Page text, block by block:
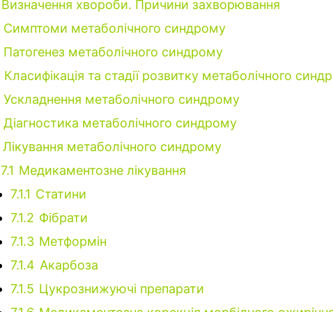
Визначення хвороби. Причини захворювання
Симптоми метаболічного синдрому
Патогенез метаболічного синдрому
Класифікація та стадії розвитку метаболічного
Ускладнення метаболічного синдрому
Діагностика метаболічного синдрому
Лікування метаболічного синдрому
7.1 Медикаментозне лікування
7.1.1 Статини
7.1.2 Фібрати
7.1.3 Метформін
7.1.4 Акарбоза
7.1.5 Цукрознижуючі препарати